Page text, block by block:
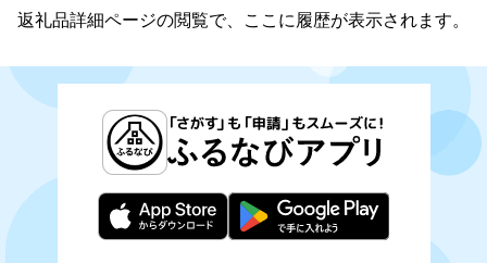
返礼品詳細ページの閲覧で、ここに履歴が表示されます。